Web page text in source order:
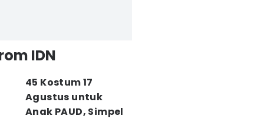
IDN
45 Kostum 17
Agustus untuk
Anak PAUD, Simpel